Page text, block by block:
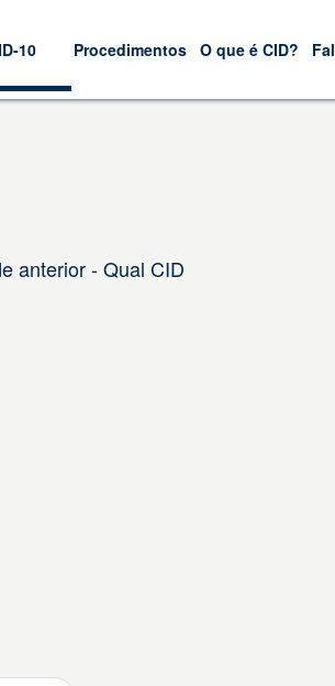
10 Procedimentos O que é CID?
anterior - Qual CID